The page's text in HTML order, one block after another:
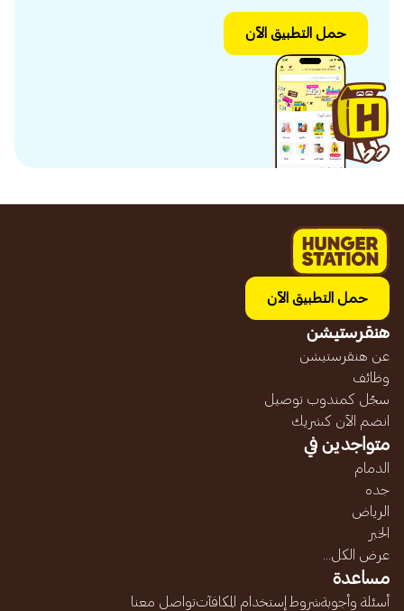
حمل التطبيق الآن
حمل التطبيق الآن
هنقرستيشن
عن هنقرستيشن
وظائف
سجّل كمندوب توصيل
انضم الآن كشريك
متواجدين في
الدمام
جده
الرياض
الخبر
عرض الكل...
مساعدة
أسئلة وأجوبةشروط إستخدام المكافآتتواصل معنا